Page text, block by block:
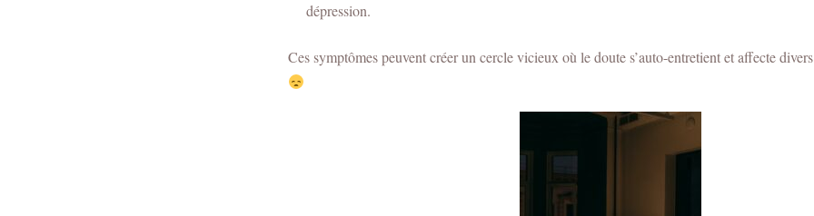
dépression.
Ces symptômes peuvent créer un cercle vicieux où le doute s’auto-entretient et affecte